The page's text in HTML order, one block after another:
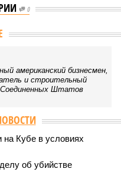
0
вкладывалась в
в Армению и
в Армению и довкладывалась